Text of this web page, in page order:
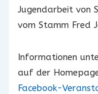
Jugendarbeit von
vom Stamm Fred
Informationen
auf der
Facebook-